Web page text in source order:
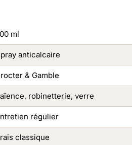
ml
anticalcaire
& Gamble
robinetterie, verre
régulier
classique